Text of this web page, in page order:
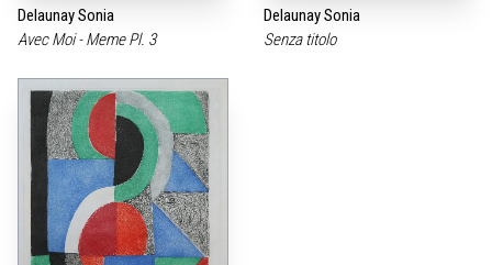
Delaunay Sonia
Avec Moi - Meme Pl. 3
Delaunay Sonia
Senza titolo